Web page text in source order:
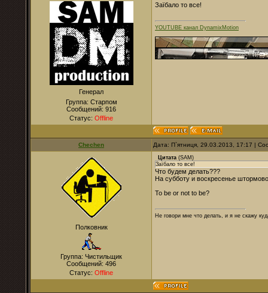
Генерал
Группа: Старпом
Сообщений: 916
Статус: Offline
Заїбало то все!
YOUTUBE канал DynamixMotion
Chechen Дата: П`ятниця, 29.03.2013, 17:17 |
Полковник
Группа: Чистильщик
Сообщений: 496
Статус: Offline
Цитата (SAM )
Заїбало то все!
Что будем делать???
На субботу и воскресенье
To be or not to be?
Не говори мне что делать, и я не скажу